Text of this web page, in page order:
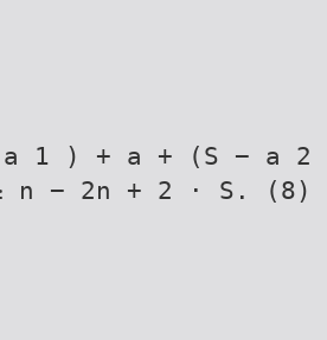
a 1 ) + a + (S − a
n − 2n + 2 · S. (8)